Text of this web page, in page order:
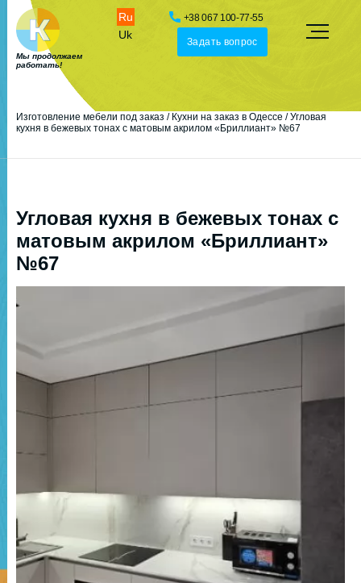
Мы продолжаем
работать!
Uk
Ru +38 067 100-77-55
Задать вопрос
Изготовление мебели под заказ / Кухни на заказ в Одессе /Угловая
кухня в бежевых тонах с матовым акрилом «Бриллиант» №67
Угловая кухня в бежевых тонах с
матовым акрилом «Бриллиант»
№67